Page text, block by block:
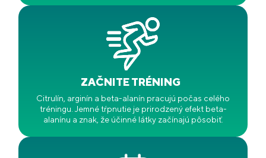
ZAČNITE TRÉNING
Citrulín, arginín a beta-alanín pracujú počas celého
tréningu. Jemné tŕpnutie je prirodzený efekt beta-
alanínu a znak, že účinné látky začínajú pôsobiť.